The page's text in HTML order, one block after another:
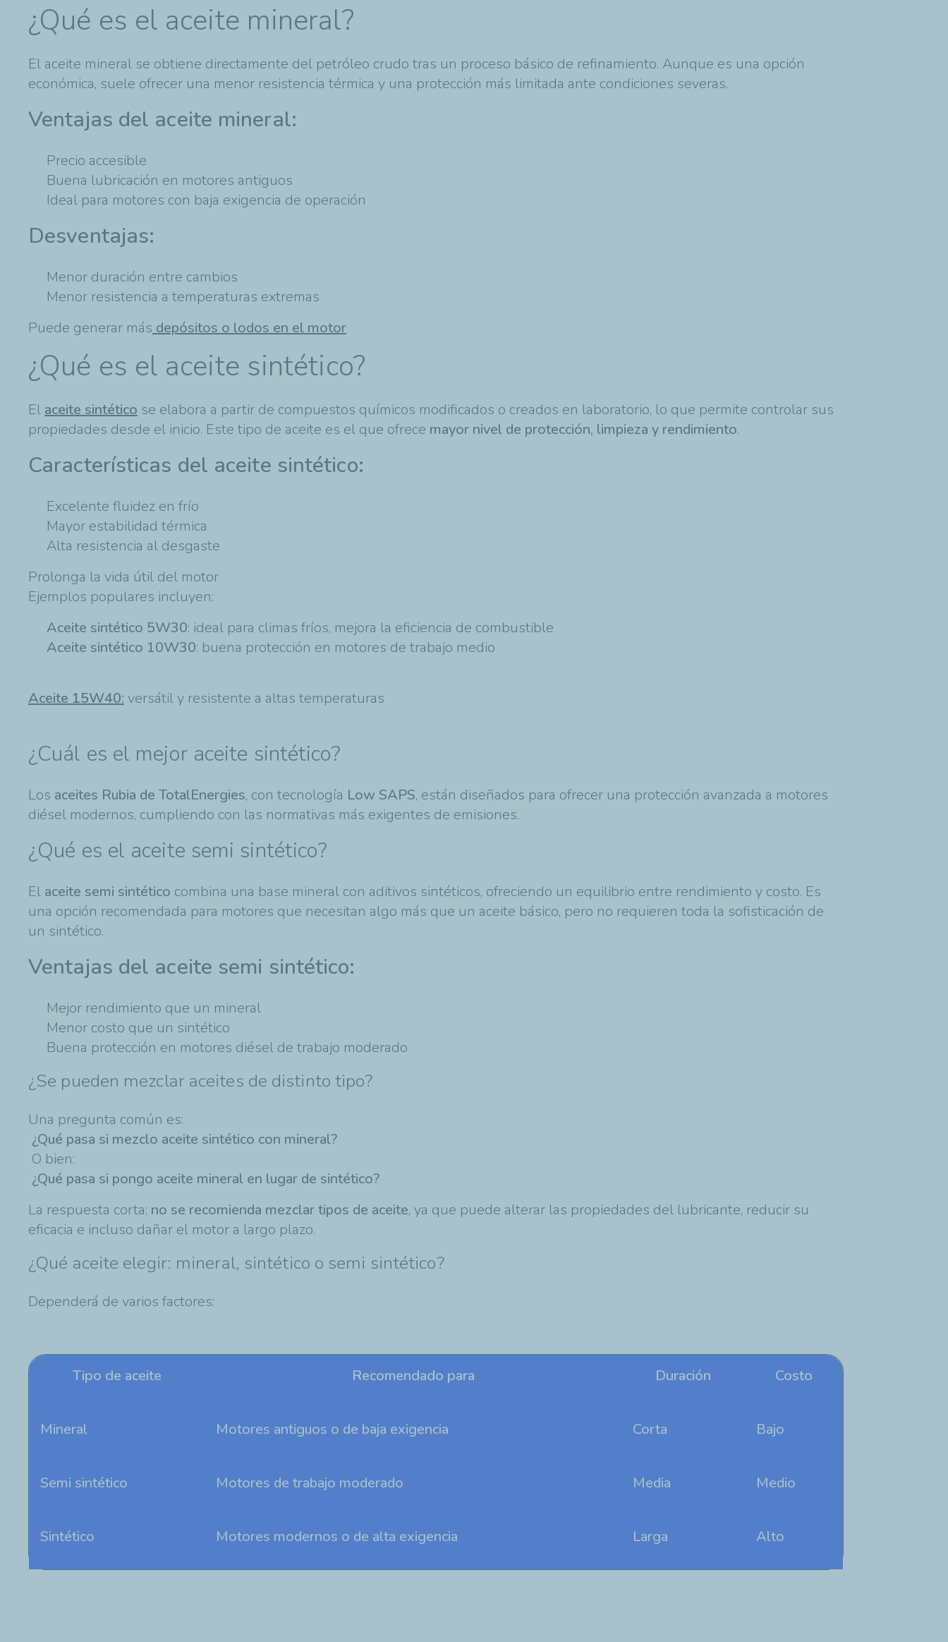
¿Qué es el aceite mineral?
El aceite mineral se obtiene directamente del petróleo crudo tras un proceso básico de refinamiento. Aunque es una opción
económica, suele ofrecer una menor resistencia térmica y una protección más limitada ante condiciones severas.
Ventajas del aceite mineral:
Precio accesible
Buena lubricación en motores antiguos
Ideal para motores con baja exigencia de operación
Desventajas:
Menor duración entre cambios
Menor resistencia a temperaturas extremas
Puede generar más depósitos o lodos en el motor
¿Qué es el aceite sintético?
El aceite sintético se elabora a partir de compuestos químicos modificados o creados en laboratorio, lo que permite controlar sus
propiedades desde el inicio. Este tipo de aceite es el que ofrece mayor nivel de protección, limpieza y rendimiento.
Características del aceite sintético:
Excelente fluidez en frío
Mayor estabilidad térmica
Alta resistencia al desgaste
Prolonga la vida útil del motor
Ejemplos populares incluyen:
Aceite sintético 5W30: ideal para climas fríos, mejora la eficiencia de combustible
Aceite sintético 10W30: buena protección en motores de trabajo medio
Aceite 15W40: versátil y resistente a altas temperaturas
¿Cuál es el mejor aceite sintético?
Los aceites Rubia de TotalEnergies, con tecnología Low SAPS, están diseñados para ofrecer una protección avanzada a motores
diésel modernos, cumpliendo con las normativas más exigentes de emisiones.
¿Qué es el aceite semi sintético?
El aceite semi sintético combina una base mineral con aditivos sintéticos, ofreciendo un equilibrio entre rendimiento y costo. Es
una opción recomendada para motores que necesitan algo más que un aceite básico, pero no requieren toda la sofisticación de
un sintético.
Ventajas del aceite semi sintético:
Mejor rendimiento que un mineral
Menor costo que un sintético
Buena protección en motores diésel de trabajo moderado
¿Se pueden mezclar aceites de distinto tipo?
Una pregunta común es:
¿Qué pasa si mezclo aceite sintético con mineral?
O bien:
¿Qué pasa si pongo aceite mineral en lugar de sintético?
La respuesta corta: no se recomienda mezclar tipos de aceite, ya que puede alterar las propiedades del lubricante, reducir su
eficacia e incluso dañar el motor a largo plazo.
¿Qué aceite elegir: mineral, sintético o semi sintético?
Dependerá de varios factores:
Tipo de aceite Recomendado para Duración Costo
Mineral Motores antiguos o de baja exigencia Corta Bajo
Semi sintético Motores de trabajo moderado Media Medio
Sintético Motores modernos o de alta exigencia Larga Alto